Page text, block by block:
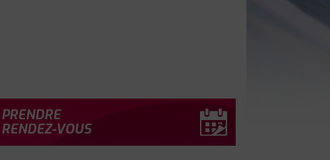
PRENDRE
RENDEZ-VOUS